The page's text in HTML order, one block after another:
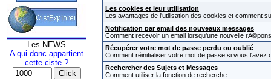
Les NEWS
A qui donc appartient
cette ciste ?
Les cookies et leur utilisation
Les avantages de l'utilisation des cookies et comment
Notification par email des nouveaux messages
Comment recevoir un email lorsqu'une nouvelle
Récupérer votre mot de passe perdu ou oublié
Comment réinitialiser votre mot de passe si vous l'avez
Rechercher des Sujets et Messages
Comment utiliser la fonction de recherche.